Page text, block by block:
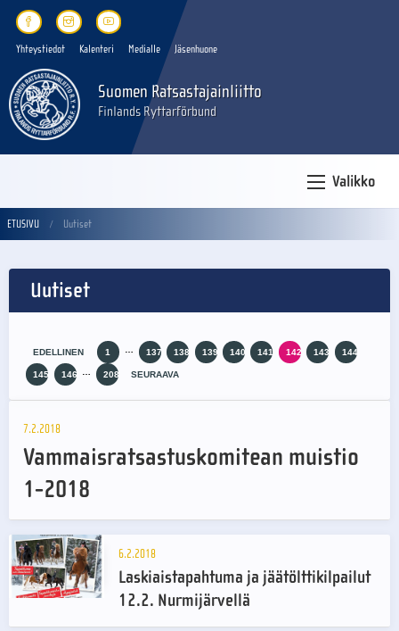
Yhteystiedot Kalenteri Medialle Jäsenhuone
Suomen Ratsastajainliitto
Finlands Ryttarförbund
Valikko
ETUSIVU Uutiset
Uutiset
EDELLINEN 1 137 138 139 140 141 142 143 144
145 146 208 SEURAAVA
7.2.2018
Vammaisratsastuskomitean muistio
1-2018
6.2.2018
Laskiaistapahtuma ja jäätölttikilpailut
12.2. Nurmijärvellä